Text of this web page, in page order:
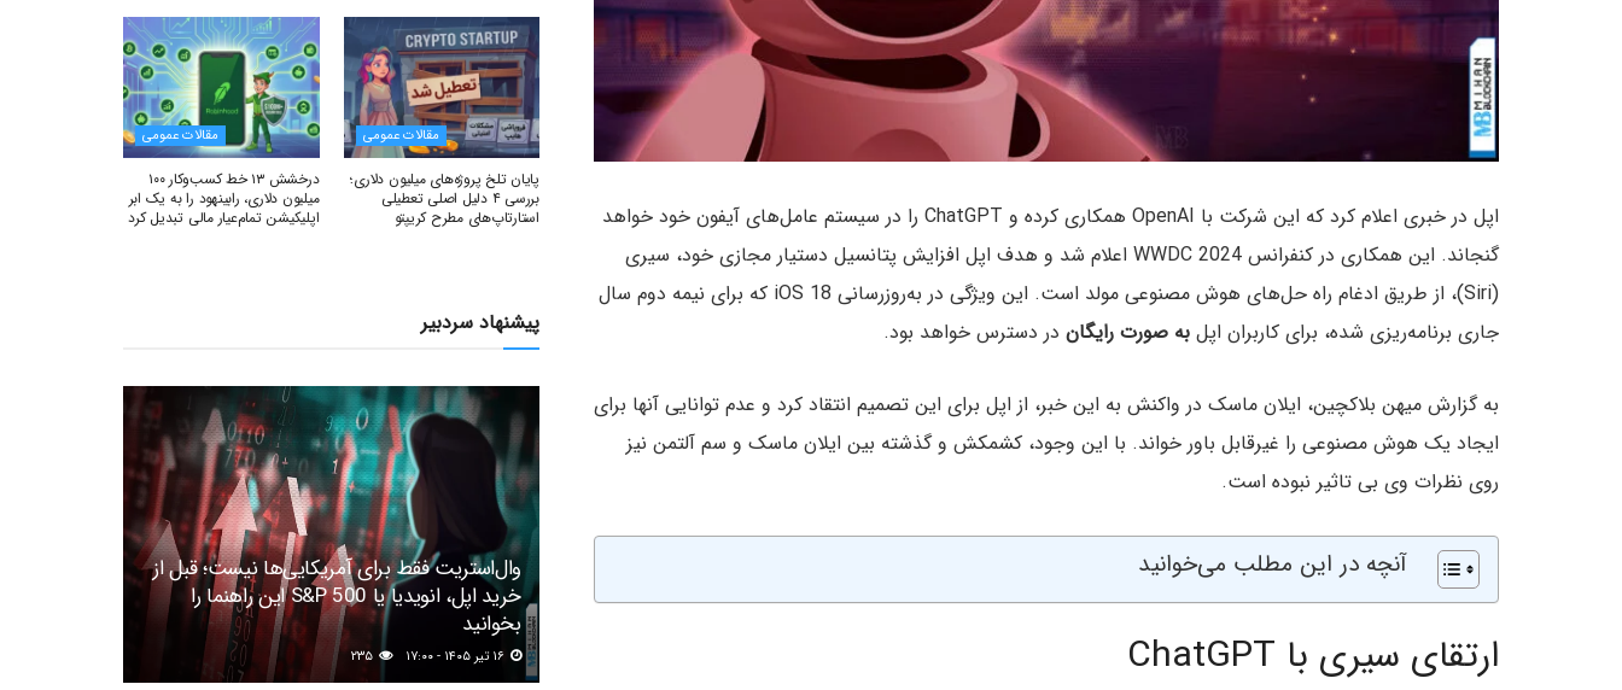
اپل در خبری اعلام کرد که این شرکت با OpenAI همکاری کرده و ChatGPT را در سیستم عامل‌های آیفون خود خواهد
گنجاند. این همکاری در کنفرانس WWDC 2024 اعلام شد و هدف اپل افزایش پتانسیل دستیار مجازی خود، سیری
(Siri)، از طریق ادغام راه حل‌های هوش مصنوعی مولد است. این ویژگی در به‌روزرسانی iOS 18 که برای نیمه دوم سال
جاری برنامه‌ریزی شده، برای کاربران اپل به صورت رایگان در دسترس خواهد بود.
به گزارش میهن بلاکچین، ایلان ماسک در واکنش به این خبر، از اپل برای این تصمیم انتقاد کرد و عدم توانایی آنها برای
ایجاد یک هوش مصنوعی را غیرقابل باور خواند. با این وجود، کشمکش و گذشته بین ایلان ماسک و سم آلتمن نیز
روی نظرات وی بی تاثیر نبوده است.
آنچه در این مطلب می‌خوانید
ارتقای سیری با ChatGPT
مقالات عمومی
پایان تلخ پروژه‌های میلیون دلاری؛
بررسی ۴ دلیل اصلی تعطیلی
استارتاپ‌های مطرح کریپتو
مقالات عمومی
درخشش ۱۳ خط کسب‌وکار ۱۰۰
میلیون دلاری، رابینهود را به یک ابر
اپلیکیشن تمام‌عیار مالی تبدیل کرد
پیشنهاد سردبیر
وال‌استریت فقط برای آمریکایی‌ها نیست؛ قبل از
خرید اپل، انویدیا یا S&P 500 این راهنما را
بخوانید